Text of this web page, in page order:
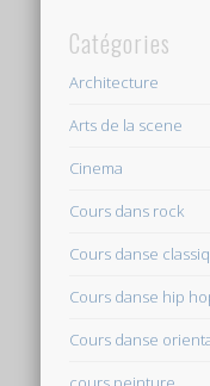
Catégories
Architecture
Arts de la scene
Cinema
Cours dans rock
Cours danse
Cours danse hip
Cours danse